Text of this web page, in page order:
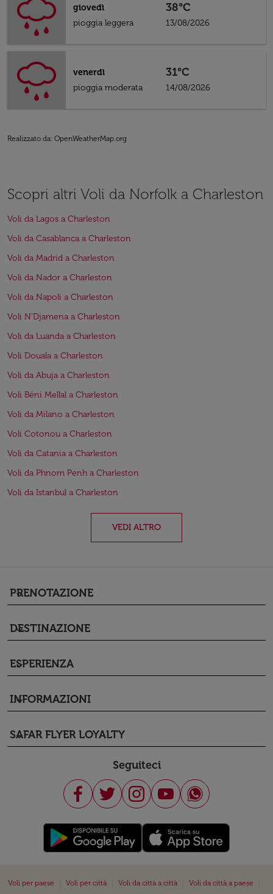
giovedì
pioggia leggera
38°C
13/08/2026
venerdì
pioggia moderata
31°C
14/08/2026
Realizzato da: OpenWeatherMap.org
Scopri altri Voli da Norfolk a Charleston
Voli da Lagos a Charleston
Voli da Casablanca a Charleston
Voli da Madrid a Charleston
Voli da Nador a Charleston
Voli da Napoli a Charleston
Voli N'Djamena a Charleston
Voli da Luanda a Charleston
Voli Douala a Charleston
Voli da Abuja a Charleston
Voli Béni Mellal a Charleston
Voli da Milano a Charleston
Voli Cotonou a Charleston
Voli da Catania a Charleston
Voli da Phnom Penh a Charleston
Voli da Istanbul a Charleston
VEDI ALTRO
PRENOTAZIONE
keyboard_arrow_down
DESTINAZIONE
keyboard_arrow_down
ESPERIENZA
keyboard_arrow_down
INFORMAZIONI
keyboard_arrow_down
SAFAR FLYER LOYALTY
keyboard_arrow_down
Seguiteci
Voli per paese Voli per città Voli da città a città Voli da città a paese